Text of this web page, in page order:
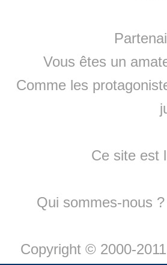
Vous êtes un
Comme les
Ce site est
Qui sommes-nous ?
Copyright © 2000-